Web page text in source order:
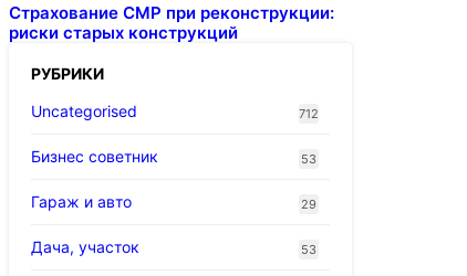
Страхование СМР при реконструкции:
риски старых конструкций
РУБРИКИ
Uncategorised
712
Бизнес советник 53
Гараж и авто 29
Дача, участок 53